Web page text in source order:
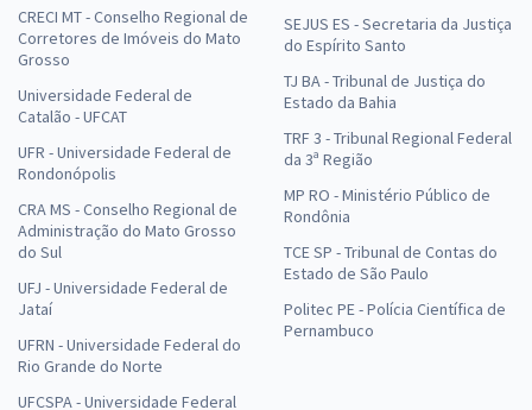
CRECI MT - Conselho Regional de
Corretores de Imóveis do Mato
Grosso
Universidade Federal de
Catalão - UFCAT
UFR - Universidade Federal de
Rondonópolis
CRA MS - Conselho Regional de
Administração do Mato Grosso
do Sul
UFJ - Universidade Federal de
Jataí
UFRN - Universidade Federal do
Rio Grande do Norte
UFCSPA - Universidade Federal
SEJUS ES - Secretaria da Justiça
do Espírito Santo
TJ BA - Tribunal de Justiça do
Estado da Bahia
TRF 3 - Tribunal Regional Federal
da 3ª Região
MP RO - Ministério Público de
Rondônia
TCE SP - Tribunal de Contas do
Estado de São Paulo
Politec PE - Polícia Científica de
Pernambuco